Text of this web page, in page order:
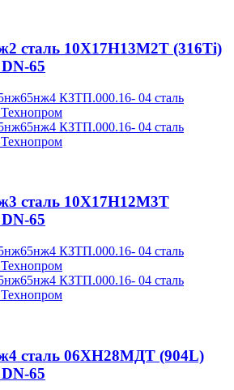
сталь 10Х17Н13М2Т (316Ti)
65
сталь 10Х17Н12М3Т
65
сталь 06ХН28МДТ (904L)
65